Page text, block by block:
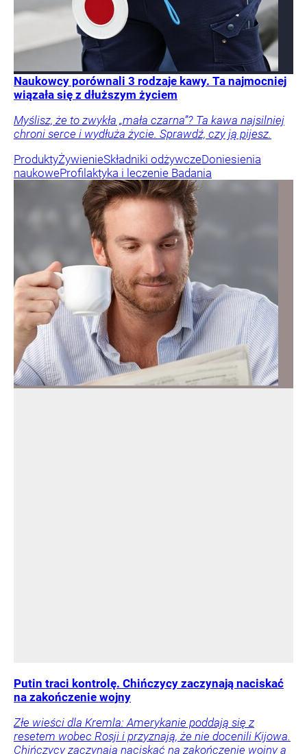
Naukowcy porównali 3 rodzaje kawy. Ta najmocniej
wiązała się z dłuższym życiem
Myślisz, że to zwykła „mała czarna”? Ta kawa najsilniej
chroni serce i wydłuża życie. Sprawdź, czy ją pijesz.
ProduktyŻywienieSkładniki odżywczeDoniesienia
naukoweProfilaktyka i leczenie Badania
Putin traci kontrolę. Chińczycy zaczynają naciskać
na zakończenie wojny
Złe wieści dla Kremla: Amerykanie poddają się z
resetem wobec Rosji i przyznają, że nie docenili Kijowa.
Chińczycy zaczynają naciskać na zakończenie wojny a